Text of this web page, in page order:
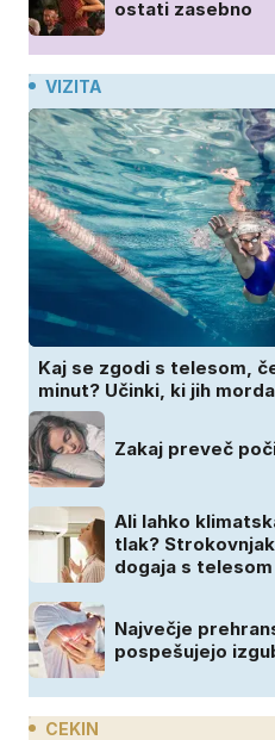
ostati zasebno
VIZITA
Kaj se zgodi s telesom,
minut? Učinki, ki jih
Zakaj preveč
Ali lahko
tlak?
dogaja s telesom
Največje
pospešujejo
CEKIN